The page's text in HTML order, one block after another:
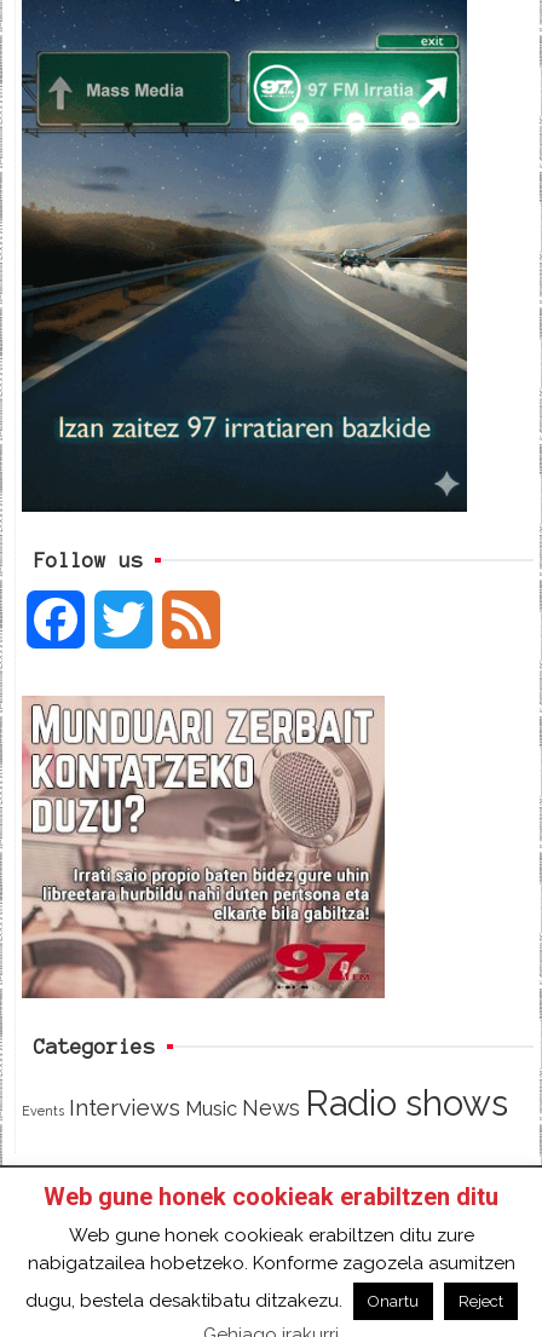
Follow us
c
e
b
o
o
i
t
t
e
e
d
Categories
Events Interviews Music News Radio shows
HOME
HAZTE SOCI@ DE 97FM IRRATIA
FACEBOOK
TWITTER CONTACT LOGIN
2018 Gure eduki guztiak Creative Commons
Aitortu 4.0 Nazioartekoa Baimen baten mende
Web gune honek cookieak erabiltzen ditu
Web gune honek cookieak erabiltzen ditu zure
nabigatzailea hobetzeko. Konforme zagozela asumitzen
dugu, bestela desaktibatu ditzakezu.
Onartu Reject